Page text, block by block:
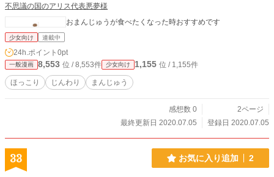
不思議の国のアリス代表悪夢様
おまんじゅうが食べたくなった時おすすめです
少女向け 連載中
24h.ポイント 0pt
一般漫画 8,553 位 / 8,553件 少女向け 1,155 位 / 1,155件
ほっこり じんわり まんじゅう
感想数 0
2ページ
最終更新日 2020.07.05
登録日 2020.07.05
33 お気に入り追加 2